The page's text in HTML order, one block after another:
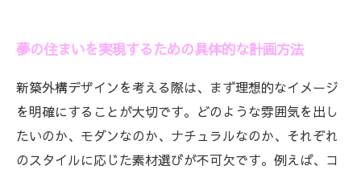
夢の住まいを実現するための具体的な計画方法
新築外構デザインを考える際は、まず理想的なイメージ
を明確にすることが大切です。どのような雰囲気を出し
たいのか、モダンなのか、ナチュラルなのか、それぞれ
のスタイルに応じた素材選びが不可欠です。例えば、コ